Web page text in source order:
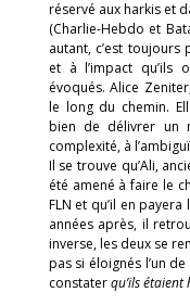
réservé aux harkis et
(Charlie-Hebdo et
autant, c’est
et à l’impact qu’ils
évoqués. Alice
le long du chemin.
bien de délivrer un
complexité, à
Il se trouve qu’Ali,
été amené à faire le
FLN et qu’il en
années après, il
inverse, les deux se
pas si éloignés l’un
constaterqu’ils